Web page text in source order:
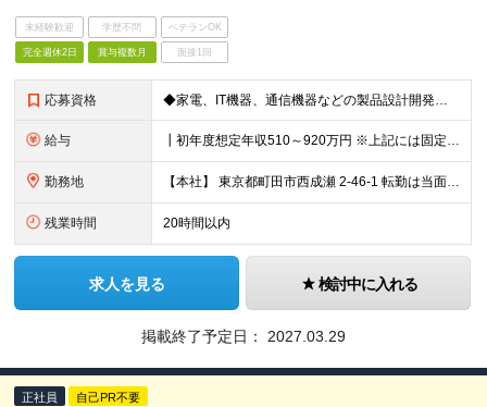
未経験歓迎 学歴不問 ベテランOK
完全週休2日 賞与複数月 面接1回
応募資格 ◆家電、IT機器、通信機器などの製品設計開発経験５年以上 ◆部品データシート読解、メールでのやり取りが可能な英語能力
給与 ┃初年度想定年収510～920万円 ※上記には固定残業代20時間分を含みます 超過分は別途支給いたします ※試用期間あり（3ヶ月） 期間中、欠勤が発生しなければ待遇などの変更はありません
勤務地 【本社】 東京都町田市西成瀬 2-46-1 転勤は当面の間ありません。 (変更の範囲)会社の定める勤務地
残業時間 20時間以内
求人を見る 検討中に入れる
掲載終了予定日： 2027.03.29
正社員 自己PR不要